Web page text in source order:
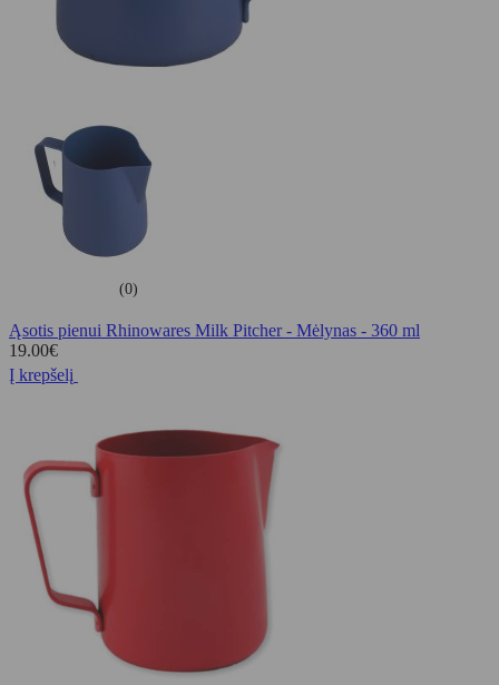
(0)
Ąsotis pienui Rhinowares Milk Pitcher - Mėlynas - 360 ml
19.00€
Į krepšelį